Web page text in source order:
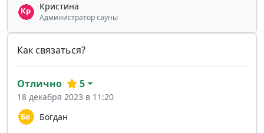
Кристина
Администратор сауны
Как связаться?
Богдан
Отлично 5
18 декабря 2023 в 11:20